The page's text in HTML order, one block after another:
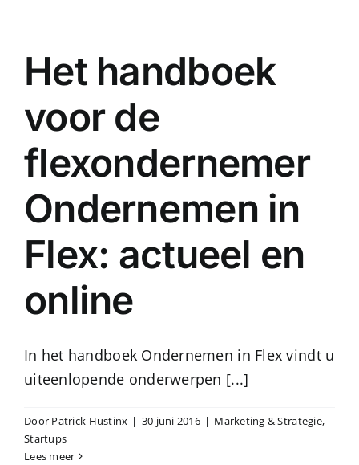
inhoudHet handboek
voor de
flexondernemer
Ondernemen in
Flex: actueel en
online
In het handboek Ondernemen in Flex vindt u
uiteenlopende onderwerpen [...]
Door Patrick Hustinx | 30 juni 2016 | Marketing & Strategie,
Startups
Lees meer